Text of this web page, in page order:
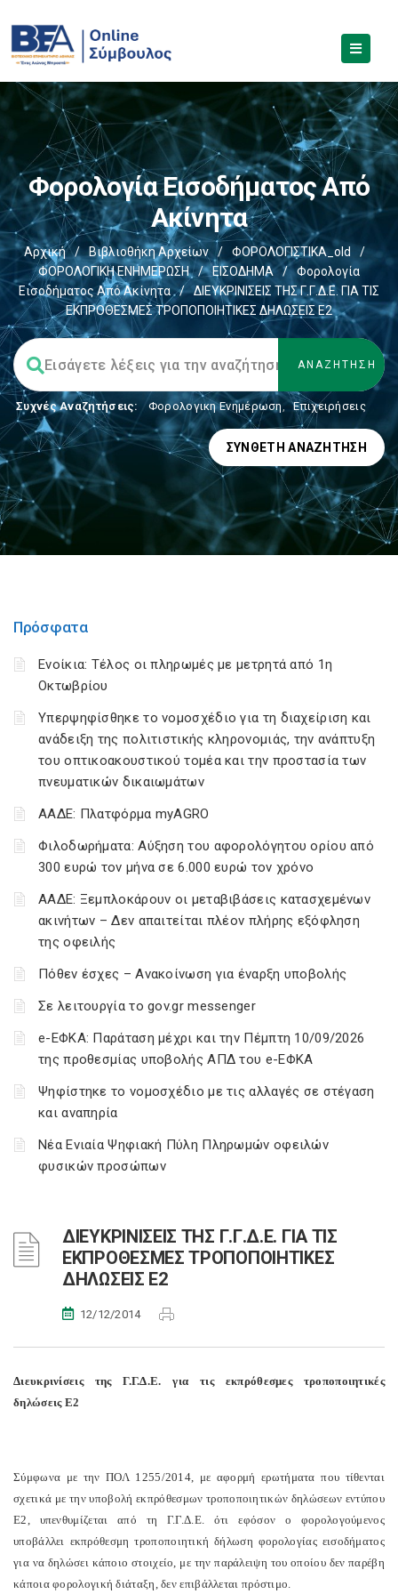
Φορολογία Εισοδήματος Από
Ακίνητα
Αρχική / Βιβλιοθήκη Αρχείων / ΦΟΡΟΛΟΓΙΣΤΙΚΑ_old
/
ΦΟΡΟΛΟΓΙΚΗ ΕΝΗΜΕΡΩΣΗ
/ ΕΙΣΟΔΗΜΑ /
Φορολογία
Εισοδήματος Από Ακίνητα
/
ΔΙΕΥΚΡΙΝΙΣΕΙΣ ΤΗΣ Γ.Γ.Δ.Ε. ΓΙΑ ΤΙΣ
ΕΚΠΡΟΘΕΣΜΕΣ ΤΡΟΠΟΠΟΙΗΤΙΚΕΣ ΔΗΛΩΣΕΙΣ Ε2
Συχνές Αναζητήσεις: Φορολογικη Ενημέρωση, Επιχειρήσεις
ΣΎΝΘΕΤΗ ΑΝΑΖΉΤΗΣΗ
Πρόσφατα
Ενοίκια: Τέλος οι πληρωμές με μετρητά από 1η
Οκτωβρίου
Υπερψηφίσθηκε το νομοσχέδιο για τη διαχείριση και
ανάδειξη της πολιτιστικής κληρονομιάς, την ανάπτυξη
του οπτικοακουστικού τομέα και την προστασία των
πνευματικών δικαιωμάτων
ΑΑΔΕ: Πλατφόρμα myAGRO
Φιλοδωρήματα: Αύξηση του αφορολόγητου ορίου από
300 ευρώ τον μήνα σε 6.000 ευρώ τον χρόνο
ΑΑΔΕ: Ξεμπλοκάρουν οι μεταβιβάσεις κατασχεμένων
ακινήτων – Δεν απαιτείται πλέον πλήρης εξόφληση
της οφειλής
Πόθεν έσχες – Ανακοίνωση για έναρξη υποβολής
Σε λειτουργία το gov.gr messenger
e-ΕΦΚΑ: Παράταση μέχρι και την Πέμπτη 10/09/2026
της προθεσμίας υποβολής ΑΠΔ του e-ΕΦΚΑ
Ψηφίστηκε το νομοσχέδιο με τις αλλαγές σε στέγαση
και αναπηρία
Νέα Ενιαία Ψηφιακή Πύλη Πληρωμών οφειλών
φυσικών προσώπων
ΔΙΕΥΚΡΙΝΙΣΕΙΣ ΤΗΣ Γ.Γ.Δ.Ε. ΓΙΑ ΤΙΣ
ΕΚΠΡΟΘΕΣΜΕΣ ΤΡΟΠΟΠΟΙΗΤΙΚΕΣ
ΔΗΛΩΣΕΙΣ Ε2
12/12/2014
Διευκρινίσεις της Γ.Γ.Δ.Ε. για τις εκπρόθεσμες τροποποιητικές
δηλώσεις Ε2
Σύμφωνα με την ΠΟΛ 1255/2014, με αφορμή ερωτήματα που τίθενται
σχετικά με την υποβολή εκπρόθεσμων τροποποιητικών δηλώσεων εντύπου
Ε2, υπενθυμίζεται από τη Γ.Γ.Δ.Ε. ότι εφόσον ο φορολογούμενος
υποβάλλει εκπρόθεσμη τροποποιητική δήλωση φορολογίας εισοδήματος
για να δηλώσει κάποιο στοιχείο, με την παράλειψη του οποίου δεν παρέβη
κάποια φορολογική διάταξη, δεν επιβάλλεται πρόστιμο.